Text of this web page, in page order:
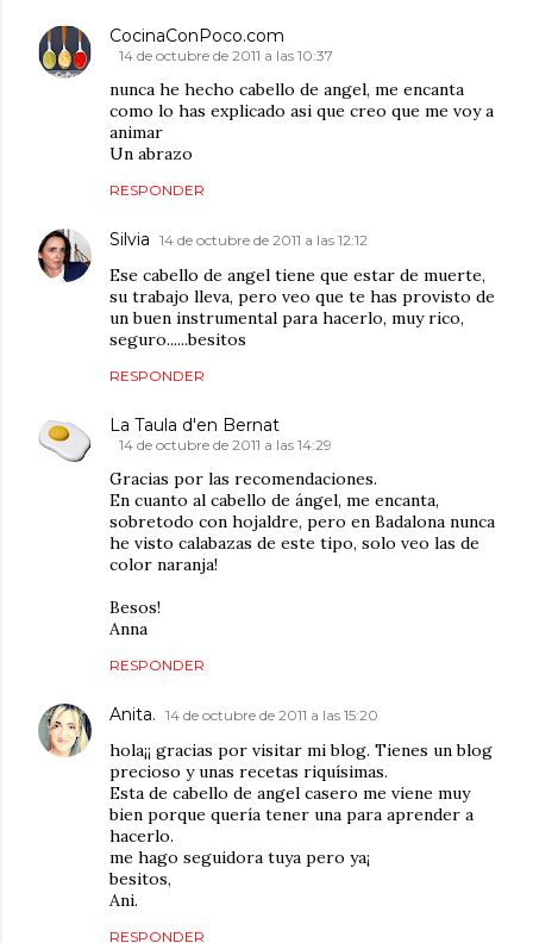
CocinaConPoco.com
14 de octubre de 2011 a las 10:37
nunca he hecho cabello de angel, me encanta
como lo has explicado asi que creo que me voy a
animar
Un abrazo
RESPONDER
Silvia 14 de octubre de 2011 a las 12:12
Ese cabello de angel tiene que estar de muerte,
su trabajo lleva, pero veo que te has provisto de
un buen instrumental para hacerlo, muy rico,
seguro......besitos
RESPONDER
La Taula d'en Bernat
14 de octubre de 2011 a las 14:29
Gracias por las recomendaciones.
En cuanto al cabello de ángel, me encanta,
sobretodo con hojaldre, pero en Badalona nunca
he visto calabazas de este tipo, solo veo las de
color naranja!
Besos!
Anna
RESPONDER
Anita. 14 de octubre de 2011 a las 15:20
hola¡¡ gracias por visitar mi blog. Tienes un blog
precioso y unas recetas riquísimas.
Esta de cabello de angel casero me viene muy
bien porque quería tener una para aprender a
hacerlo.
me hago seguidora tuya pero ya¡
besitos,
Ani.
RESPONDER